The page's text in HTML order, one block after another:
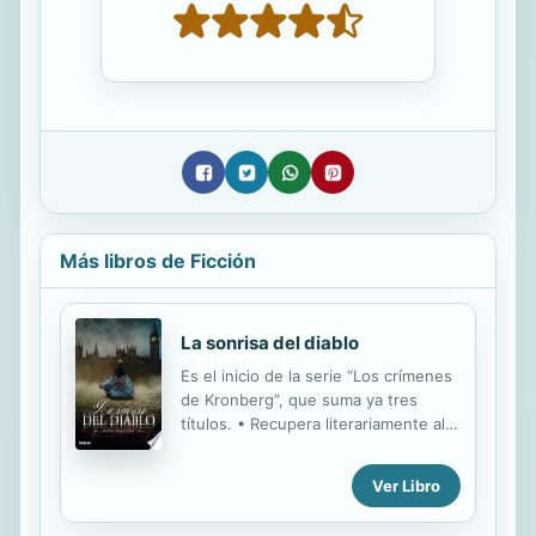
Más libros de Ficción
La sonrisa del diablo
Es el inicio de la serie “Los crímenes
de Kronberg”, que suma ya tres
títulos. • Recupera literariamente al
de moda en televisión. • Su heroína,
Anna Kronberg, es una creación a la
altura del famoso detective
Ver Libro